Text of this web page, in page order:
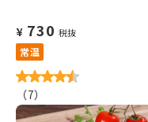
¥ 730 税抜
常温
（7）